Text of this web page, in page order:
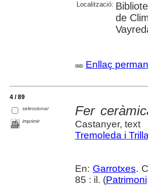
Localització:
de
Enllaç
4 / 89
seleccionar
imprimir
Fer
Castanyer, text
Tremoleda i
En: Garrotxes.
85 : il. (Patrimoni